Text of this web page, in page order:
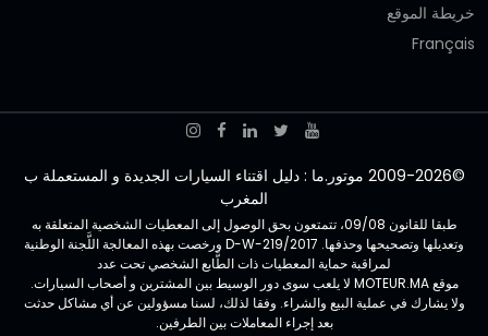
خريطة الموقع
Français
©2009-2026 موتور.ما : دليل اقتناء السيارات الجديدة و المستعملة ب
المغرب
طبقا للقانون 09/08، تتمتعون بحق الوصول إلى المعطيات الشخصية المتعلقة به
وتعديلها وتصحيحها وحذفها. D-W-219/2017 ورخصت بهذه المعالجة اللَّجنة الوطنية
لمراقبة حماية المعطيات ذات الطَّابع الشخصي تحت عدد
موقع MOTEUR.MA لا يلعب سوى دور الوسيط بين المشترين و أصحاب السيارات.
ولا يشارك في عملية البيع والشراء. وفقا لذلك، لسنا مسؤولين عن أي مشاكل حدثت
بعد إجراء المعاملات بين الطرفين.